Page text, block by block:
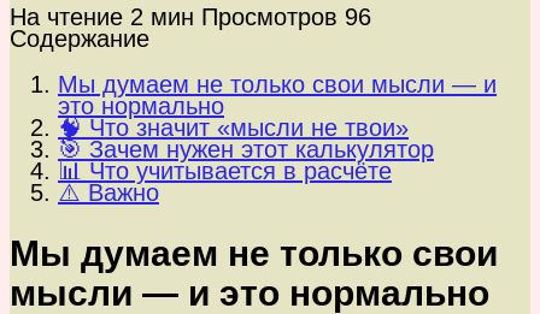
На чтение 2 мин Просмотров 96
Содержание
Мы думаем не только свои мысли — и
это нормально
🧠 Что значит «мысли не твои»
🎯 Зачем нужен этот калькулятор
📊 Что учитывается в расчёте
⚠️ Важно
Мы думаем не только свои
мысли — и это нормально